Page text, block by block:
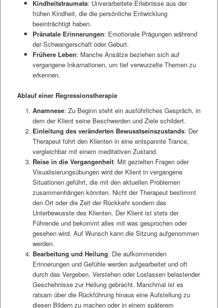
Kindheitstraumata: Unverarbeitete Erlebnisse aus der
frühen Kindheit, die die persönliche Entwicklung
beeinträchtigt haben.
Pränatale Erinnerungen: Emotionale Prägungen während
der Schwangerschaft oder Geburt.
Frühere Leben: Manche Ansätze beziehen sich auf
vergangene Inkarnationen, um tief verwurzelte Themen zu
erkennen.
Ablauf einer Regressionstherapie
Anamnese: Zu Beginn steht ein ausführliches Gespräch, in
dem der Klient seine Beschwerden und Ziele schildert.
Einleitung des veränderten Bewusstseinszustands: Der
Therapeut führt den Klienten in eine entspannte Trance,
vergleichbar mit einem meditativen Zustand.
Reise in die Vergangenheit: Mit gezielten Fragen oder
Visualisierungsübungen wird der Klient in vergangene
Situationen geführt, die mit den aktuellen Problemen
zusammenhängen könnten. Nicht der Therapeut bestimmt
den Ort oder die Zeit der Rückkehr sondern das
Unterbewusste des Klienten. Der Klient ist stets der
Führende und bekommt alles mit was gesprochen oder
gesehen wird. Auf Wunsch kann die Sitzung aufgenommen
werden.
Bearbeitung und Heilung: Die aufkommenden
Erinnerungen und Gefühle werden aufgearbeitet und oft
durch das Vergeben, Verstehen oder Loslassen belastender
Geschehnisse zur Heilung gebracht. Manchmal ist es
ratsam über die Rückführung hinaus eine Aufstellung zu
diesen Bildern zu machen oder in einem späterem